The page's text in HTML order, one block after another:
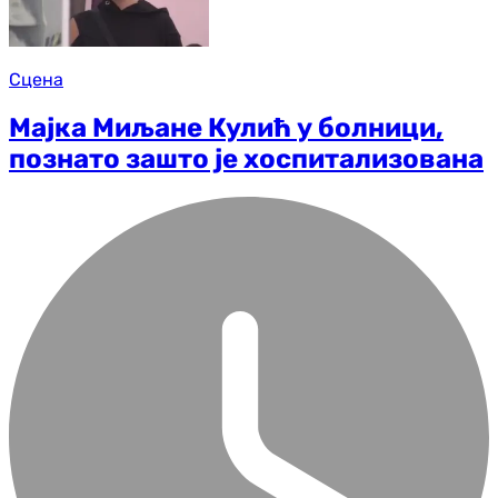
Сцена
Мајка Миљане Кулић у болници,
познато зашто је хоспитализована